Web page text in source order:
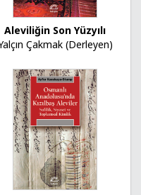
Aleviliğin Son Yüzyılı
Çakmak (Derleyen)